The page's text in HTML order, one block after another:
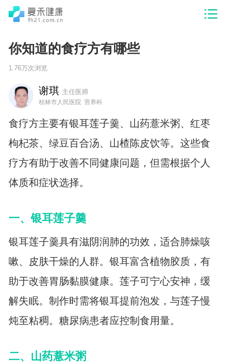
你知道的食疗方有哪些
1.76万次浏览
谢琪 主任医师
桂林市人民医院 营养科
食疗方主要有银耳莲子羹、山药薏米粥、红枣
枸杞茶、绿豆百合汤、山楂陈皮饮等。这些食
疗方有助于改善不同健康问题，但需根据个人
体质和症状选择。
一、银耳莲子羹
银耳莲子羹具有滋阴润肺的功效，适合肺燥咳
嗽、皮肤干燥的人群。银耳富含植物胶质，有
助于改善胃肠黏膜健康。莲子可宁心安神，缓
解失眠。制作时需将银耳提前泡发，与莲子慢
炖至粘稠。糖尿病患者应控制食用量。
二、山药薏米粥